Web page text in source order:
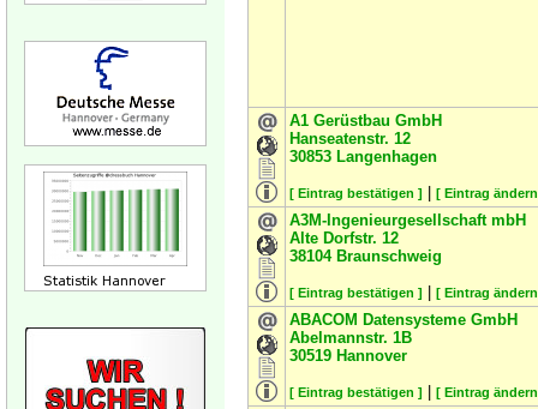
A1 Gerüstbau GmbH
Hanseatenstr. 12
30853 Langenhagen
[ Eintrag bestätigen ] [ Eintrag
A3M-Ingenieurgesellschaft mbH
Alte Dorfstr. 12
38104 Braunschweig
[ Eintrag bestätigen ] [ Eintrag
ABACOM Datensysteme GmbH
Abelmannstr. 1B
30519 Hannover
[ Eintrag bestätigen ] [ Eintrag